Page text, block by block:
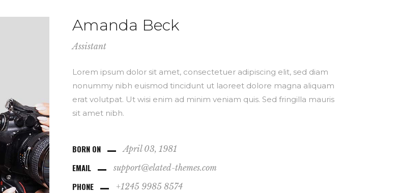
Amanda Beck
Assistant
Lorem ipsum dolor sit amet, consectetuer adipiscing elit, sed diam
nonummy nibh euismod tincidunt ut laoreet dolore magna aliquam
erat volutpat. Ut wisi enim ad minim veniam quis. Sed fringilla mauris
sit amet nibh.
BORN ON April 03, 1981
EMAIL support@elated-themes.com
PHONE +1245 9985 8574